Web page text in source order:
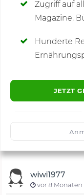
Zugriff auf
Magazine,
Hunderte
JETZT
🙂
wiwi1977
vor 8 Monaten